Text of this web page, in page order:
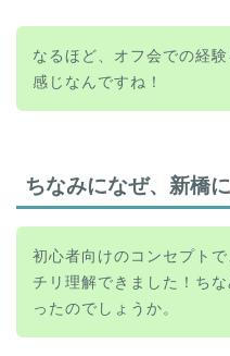
なるほど、オフ会での経
感じなんですね！
ちなみになぜ、新橋に
初心者向けのコンセプト
チリ理解できました！ち
ったのでしょうか。